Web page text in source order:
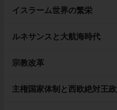
イスラーム世界の繁栄
ルネサンスと大航海時代
宗教改革
主権国家体制と西欧絶対王政